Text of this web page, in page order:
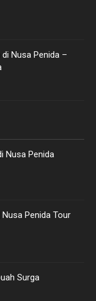
Nusa Penida –
Nusa Penida
Penida Tour
Surga